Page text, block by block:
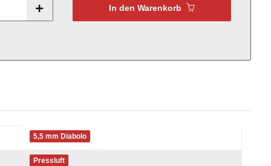
In den Warenkorb
5,5 mm Diabolo
Pressluft